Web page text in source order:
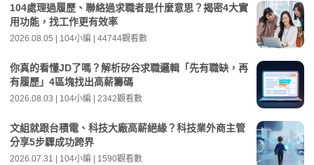
104處理過履歷、聯絡過求職者是什麼意思？揭密4大實
用功能，找工作更有效率
2026.08.05 | 104小編 | 44744觀看數
你真的看懂JD了嗎？解析矽谷求職邏輯「先有職缺，再
有履歷」4區塊找出高薪籌碼
2026.08.03 | 104小編 | 2342觀看數
文組就跟台積電、科技大廠高薪絕緣？科技業外商主管
分享5步驟成功跨界
2026.07.31 | 104小編 | 1590觀看數